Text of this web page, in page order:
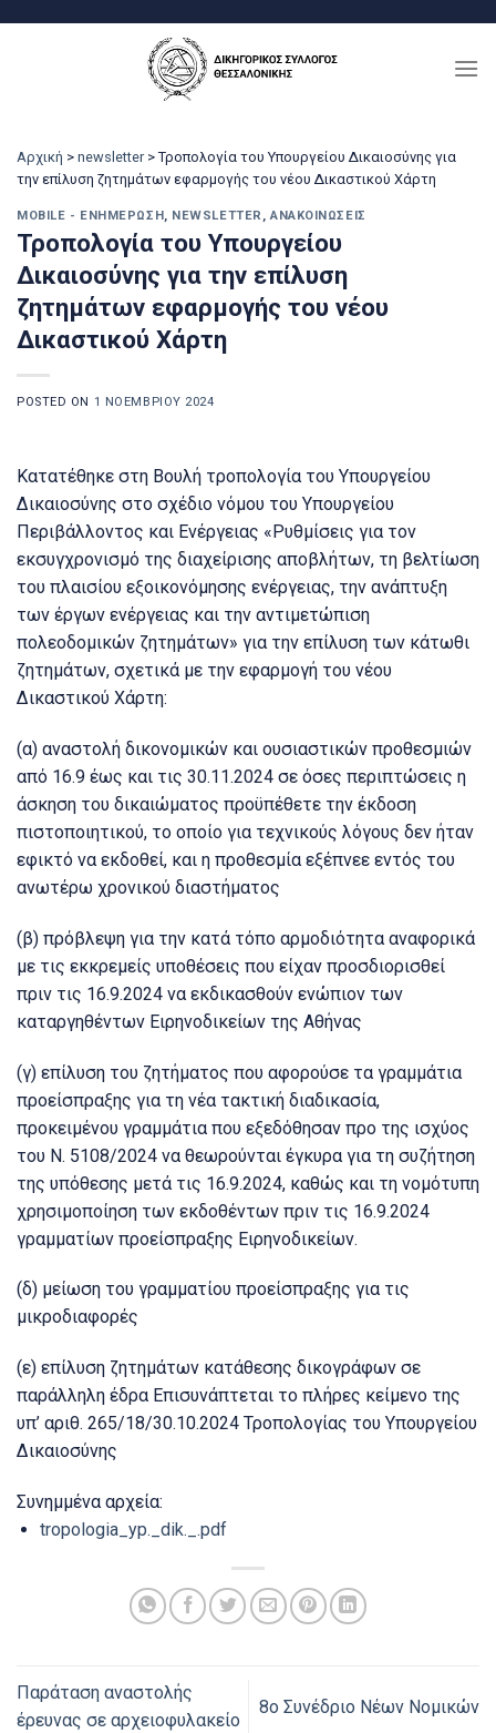
Αρχική > newsletter > Τροπολογία του Υπουργείου Δικαιοσύνης για
την επίλυση ζητημάτων εφαρμογής του νέου Δικαστικού Χάρτη
MOBILE - ΕΝΗΜΈΡΩΣΗ, NEWSLETTER ,ΑΝΑΚΟΙΝΏΣΕΙΣ
Τροπολογία του Υπουργείου
Δικαιοσύνης για την επίλυση
ζητημάτων εφαρμογής του νέου
Δικαστικού Χάρτη
POSTED ON 1 ΝΟΕΜΒΡΊΟΥ 2024
Κατατέθηκε στη Βουλή τροπολογία του Υπουργείου
Δικαιοσύνης στο σχέδιο νόμου του Υπουργείου
Περιβάλλοντος και Ενέργειας «Ρυθμίσεις για τον
εκσυγχρονισμό της διαχείρισης αποβλήτων, τη βελτίωση
του πλαισίου εξοικονόμησης ενέργειας, την ανάπτυξη
των έργων ενέργειας και την αντιμετώπιση
πολεοδομικών ζητημάτων» για την επίλυση των κάτωθι
ζητημάτων, σχετικά με την εφαρμογή του νέου
Δικαστικού Χάρτη:
(α) αναστολή δικονομικών και ουσιαστικών προθεσμιών
από 16.9 έως και τις 30.11.2024 σε όσες περιπτώσεις η
άσκηση του δικαιώματος προϋπέθετε την έκδοση
πιστοποιητικού, το οποίο για τεχνικούς λόγους δεν ήταν
εφικτό να εκδοθεί, και η προθεσμία εξέπνεε εντός του
ανωτέρω χρονικού διαστήματος
(β) πρόβλεψη για την κατά τόπο αρμοδιότητα αναφορικά
με τις εκκρεμείς υποθέσεις που είχαν προσδιορισθεί
πριν τις 16.9.2024 να εκδικασθούν ενώπιον των
καταργηθέντων Ειρηνοδικείων της Αθήνας
(γ) επίλυση του ζητήματος που αφορούσε τα γραμμάτια
προείσπραξης για τη νέα τακτική διαδικασία,
προκειμένου γραμμάτια που εξεδόθησαν προ της ισχύος
του Ν. 5108/2024 να θεωρούνται έγκυρα για τη συζήτηση
της υπόθεσης μετά τις 16.9.2024, καθώς και τη νομότυπη
χρησιμοποίηση των εκδοθέντων πριν τις 16.9.2024
γραμματίων προείσπραξης Ειρηνοδικείων.
(δ) μείωση του γραμματίου προείσπραξης για τις
μικροδιαφορές
(ε) επίλυση ζητημάτων κατάθεσης δικογράφων σε
παράλληλη έδρα Επισυνάπτεται το πλήρες κείμενο της
υπ’ αριθ. 265/18/30.10.2024 Τροπολογίας του Υπουργείου
Δικαιοσύνης
Συνημμένα αρχεία:
tropologia_yp._dik._.pdf
Παράταση αναστολής
έρευνας σε αρχειοφυλακείο
8ο Συνέδριο Νέων Νομικών